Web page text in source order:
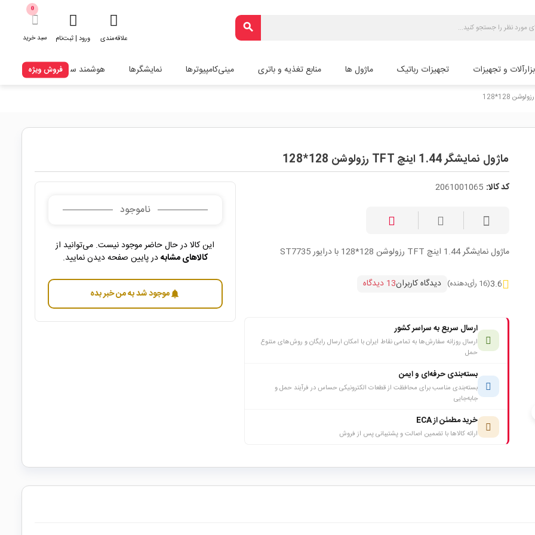
search
علاقه‌مندی ورود | ثبت‌نام
0
سبد خرید
و تجهیزات تجهیزات رباتیک ماژول ها منابع تغذیه و باتری مینی‌کامپیوترها نمایشگرها هوشمند سازیفروش ویژه
ماژول نمایشگر 1.44 اینچ TFT رزولوشن 128*128
کد کالا: 2061001065
ماژول نمایشگر 1.44 اینچ TFT رزولوشن 128*128 با درایور ST7735
3.6(16 رأی‌دهنده) دیدگاه کاربران13 دیدگاه
ارسال سریع به سراسر کشور
ارسال روزانه سفارش‌ها به تمامی نقاط ایران با امکان ارسال رایگان و روش‌های متنوع
حمل
بسته‌بندی حرفه‌ای و ایمن
بسته‌بندی مناسب برای محافظت از قطعات الکترونیکی حساس در فرآیند حمل و
جابه‌جایی
خرید مطمئن از ECA
ارائه کالاها با تضمین اصالت و پشتیبانی پس از فروش
ناموجود
این کالا در حال حاضر موجود نیست. می‌توانید از
کالاهای مشابهدر پایین صفحه دیدن نمایید.
notificationsموجود شد به من خبر بده